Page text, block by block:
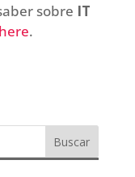
sobre IT
.